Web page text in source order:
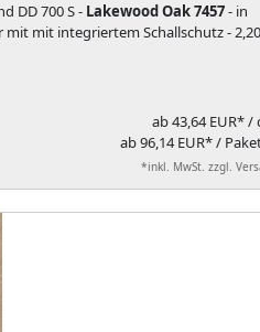
DD 700 S - Lakewood Oak 7457- in
mit integriertem Schallschutz -
ab43,64 EUR*/
ab 96,14 EUR* /
*inkl. MwSt. zzgl.